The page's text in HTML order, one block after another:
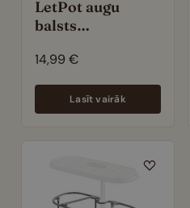
LetPot augu
balsts
dārzam Max
14,99 €
Lasīt vairāk